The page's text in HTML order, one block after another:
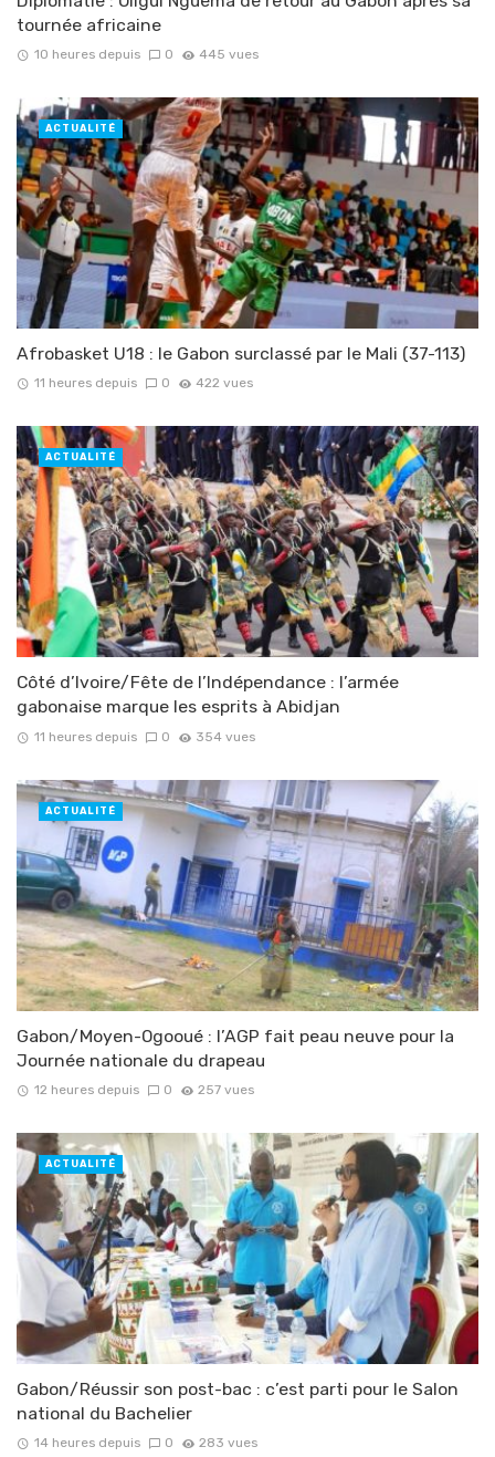
tournée africaine
10 heures depuis 0 445 vues
Afrobasket U18 : le Gabon surclassé par le Mali (37-113)
11 heures depuis 0 422 vues
ACTUALITÉ
Côté d’Ivoire/Fête de l’Indépendance : l’armée
gabonaise marque les esprits à Abidjan
11 heures depuis 0 354 vues
ACTUALITÉ
Gabon/Moyen-Ogooué : l’AGP fait peau neuve pour la
Journée nationale du drapeau
12 heures depuis 0 257 vues
ACTUALITÉ
Gabon/Réussir son post-bac : c’est parti pour le Salon
national du Bachelier
14 heures depuis 0 283 vues
ACTUALITÉ